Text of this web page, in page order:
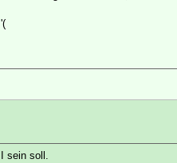
sein soll.